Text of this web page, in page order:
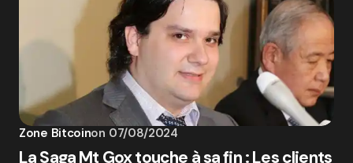
Zone Bitcoinon 07/08/2024
La Saga Mt Gox touche à sa fin : Les clients